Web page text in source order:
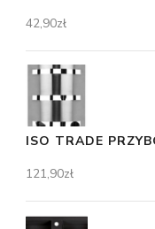
42,90zł
ISO TRADE
121,90zł